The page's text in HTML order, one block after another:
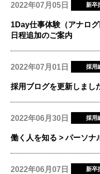
2022年07月05日 新卒
1Day仕事体験（アナロ
日程追加のご案内
2022年07月01日 採用
採用ブログを更新しまし
2022年06月30日 採用
働く人を知る > パーソナ
2022年06月07日 新卒